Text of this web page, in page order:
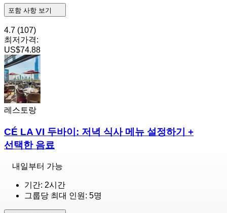
포함 사항 보기
4.7 (107)
최저가격:
US$74.88
레스토랑
CÉ LA VI 두바이: 저녁 식사 메뉴 설정하기 +
선택한 음료
내일부터 가능
기간: 2시간
그룹당 최대 인원: 5명